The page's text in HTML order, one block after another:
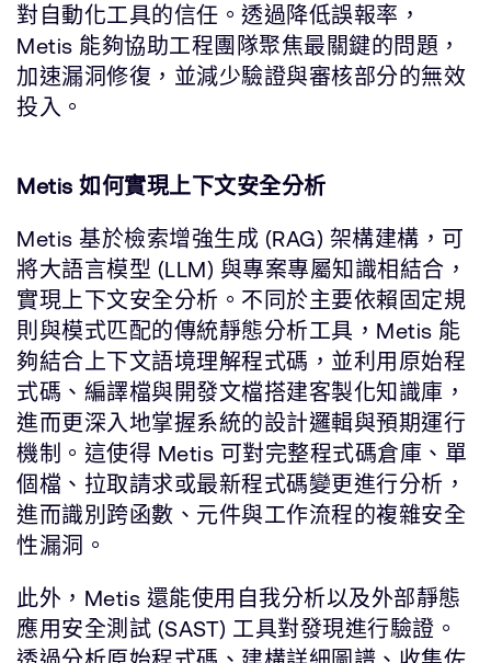
對自動化工具的信任。透過降低誤報率，
Metis 能夠協助工程團隊聚焦最關鍵的問題，
加速漏洞修復，並減少驗證與審核部分的無效
投入。
Metis 如何實現上下文安全分析
Metis 基於檢索增強生成 (RAG) 架構建構，可
將大語言模型 (LLM) 與專案專屬知識相結合，
實現上下文安全分析。不同於主要依賴固定規
則與模式匹配的傳統靜態分析工具，Metis 能
夠結合上下文語境理解程式碼，並利用原始程
式碼、編譯檔與開發文檔搭建客製化知識庫，
進而更深入地掌握系統的設計邏輯與預期運行
機制。這使得 Metis 可對完整程式碼倉庫、單
個檔、拉取請求或最新程式碼變更進行分析，
進而識別跨函數、元件與工作流程的複雜安全
性漏洞。
此外，Metis 還能使用自我分析以及外部靜態
應用安全測試 (SAST) 工具對發現進行驗證。